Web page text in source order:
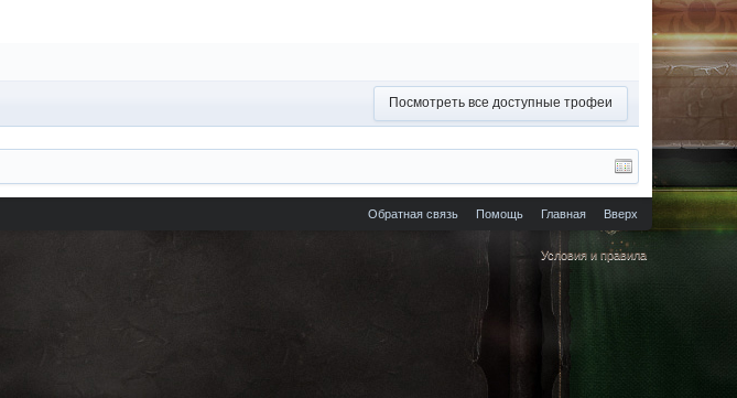
Посмотреть все доступные трофеи
Обратная связь Помощь Главная Вверх
Условия и правила